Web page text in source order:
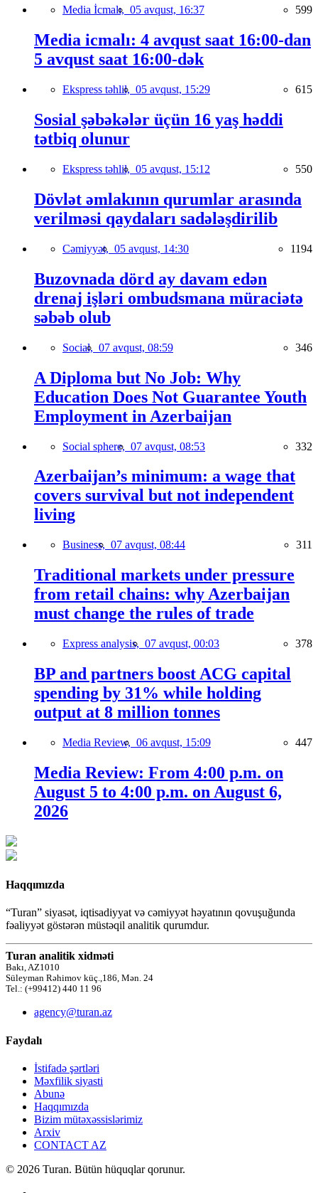
Media İcmalı, 05 avqust, 16:37 599
Media icmalı: 4 avqust saat 16:00-dan
5 avqust saat 16:00-dək
Ekspress təhlil, 05 avqust, 15:29 615
Sosial şəbəkələr üçün 16 yaş həddi
tətbiq olunur
Ekspress təhlil, 05 avqust, 15:12 550
Dövlət əmlakının qurumlar arasında
verilməsi qaydaları sadələşdirilib
Cəmiyyət, 05 avqust, 14:30 1194
Buzovnada dörd ay davam edən
drenaj işləri ombudsmana müraciətə
səbəb olub
Social, 07 avqust, 08:59 346
A Diploma but No Job: Why
Education Does Not Guarantee Youth
Employment in Azerbaijan
Social sphere, 07 avqust, 08:53 332
Azerbaijan’s minimum: a wage that
covers survival but not independent
living
Business, 07 avqust, 08:44 311
Traditional markets under pressure
from retail chains: why Azerbaijan
must change the rules of trade
Express analysis, 07 avqust, 00:03 378
BP and partners boost ACG capital
spending by 31% while holding
output at 8 million tonnes
Media Review, 06 avqust, 15:09 447
Media Review: From 4:00 p.m. on
August 5 to 4:00 p.m. on August 6,
2026
Haqqımızda
“Turan” siyasət, iqtisadiyyat və cəmiyyət həyatının qovuşuğunda
fəaliyyət göstərən müstəqil analitik qurumdur.
Turan analitik xidməti
Bakı, AZ1010
Süleyman Rəhimov küç.,186, Mən. 24
Tel.: (+99412) 440 11 96
agency@turan.az
Faydalı
İstifadə şərtləri
Məxfilik siyasti
Abunə
Haqqımızda
Bizim mütəxəssislərimiz
Arxiv
CONTACT AZ
© 2026 Turan. Bütün hüquqlar qorunur.